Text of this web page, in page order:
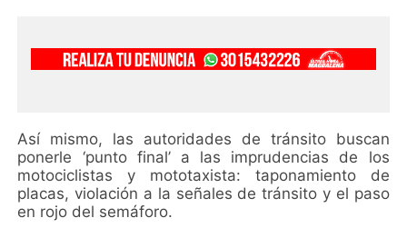
Así mismo, las autoridades de tránsito buscan
ponerle ‘punto final’ a las imprudencias de los
motociclistas y mototaxista: taponamiento de
placas, violación a la señales de tránsito y el paso
en rojo del semáforo.